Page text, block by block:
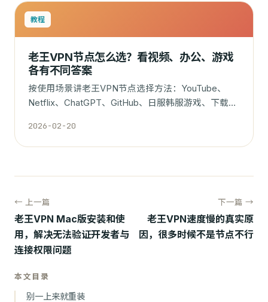
教程
老王VPN节点怎么选？看视频、办公、游戏
各有不同答案
按使用场景讲老王VPN节点选择方法：YouTube、
Netflix、ChatGPT、GitHub、日服韩服游戏、下载和
2026-02-20
← 上一篇
老王VPN Mac版安装和使
用，解决无法验证开发者与
连接权限问题
下一篇 →
老王VPN速度慢的真实原
因，很多时候不是节点不行
本文目录
别一上来就重装